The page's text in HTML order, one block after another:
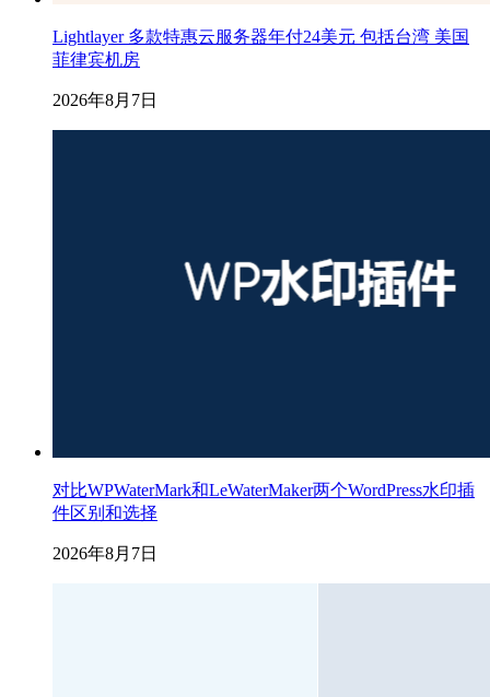
Lightlayer 多款特惠云服务器年付24美元 包括台湾 美国
菲律宾机房
2026年8月7日
对比WPWaterMark和LeWaterMaker两个WordPress水印插
件区别和选择
2026年8月7日